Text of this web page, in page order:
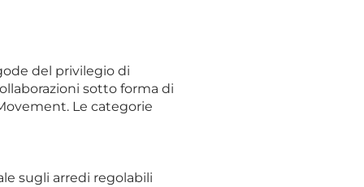
del privilegio di
sotto forma di
Le categorie
sugli arredi regolabili